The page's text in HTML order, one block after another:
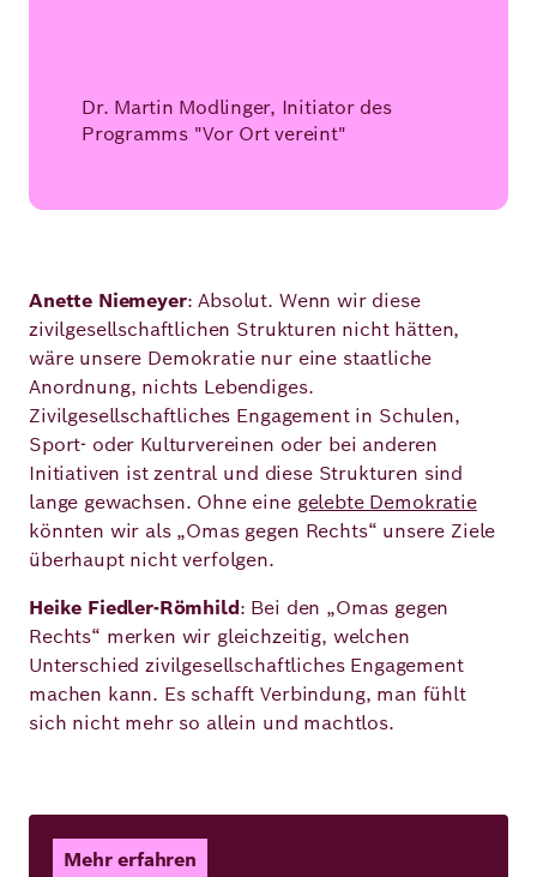
Dr. Martin Modlinger, Initiator des
Programms "Vor Ort vereint"
Anette Niemeyer: Absolut. Wenn wir diese
zivilgesellschaftlichen Strukturen nicht hätten,
wäre unsere Demokratie nur eine staatliche
Anordnung, nichts Lebendiges.
Zivilgesellschaftliches Engagement in Schulen,
Sport- oder Kulturvereinen oder bei anderen
Initiativen ist zentral und diese Strukturen sind
lange gewachsen. Ohne eine gelebte Demokratie
könnten wir als „Omas gegen Rechts“ unsere Ziele
überhaupt nicht verfolgen.
Heike Fiedler-Römhild: Bei den „Omas gegen
Rechts“ merken wir gleichzeitig, welchen
Unterschied zivilgesellschaftliches Engagement
machen kann. Es schafft Verbindung, man fühlt
sich nicht mehr so allein und machtlos.
Mehr erfahren